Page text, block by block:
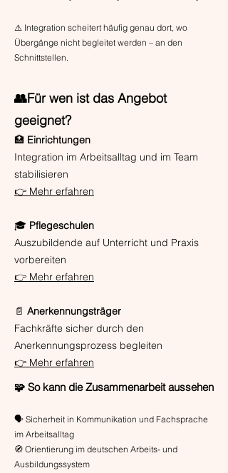
⚠️ Integration scheitert häufig genau dort, wo
Übergänge nicht begleitet werden – an den
Schnittstellen.
👥Für wen ist das Angebot
geeignet?
🏥 Einrichtungen
Integration im Arbeitsalltag und im Team
stabilisieren
👉 Mehr erfahren
🎓 Pflegeschulen
Auszubildende auf Unterricht und Praxis
vorbereiten
👉 Mehr erfahren
📄 Anerkennungsträger
Fachkräfte sicher durch den
Anerkennungsprozess begleiten
👉 Mehr erfahren
🧩 So kann die Zusammenarbeit aussehen
🗣️ Sicherheit in Kommunikation und Fachsprache
im Arbeitsalltag
🧭 Orientierung im deutschen Arbeits- und
Ausbildungssystem